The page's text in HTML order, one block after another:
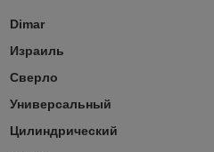
Dimar
Израиль
Сверло
Универсальный
Цилиндрический